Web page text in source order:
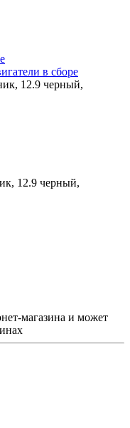
в сборе
12.9 черный,
12.9 черный,
магазина и может